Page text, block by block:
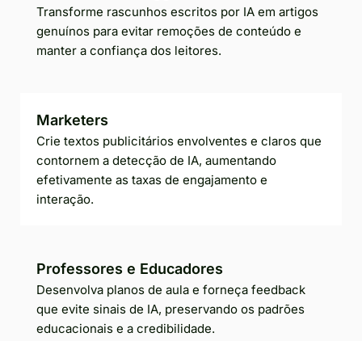
Transforme rascunhos escritos por IA em artigos
genuínos para evitar remoções de conteúdo e
manter a confiança dos leitores.
Marketers
Crie textos publicitários envolventes e claros que
contornem a detecção de IA, aumentando
efetivamente as taxas de engajamento e
interação.
Professores e Educadores
Desenvolva planos de aula e forneça feedback
que evite sinais de IA, preservando os padrões
educacionais e a credibilidade.